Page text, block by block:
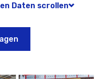
Daten scrollen